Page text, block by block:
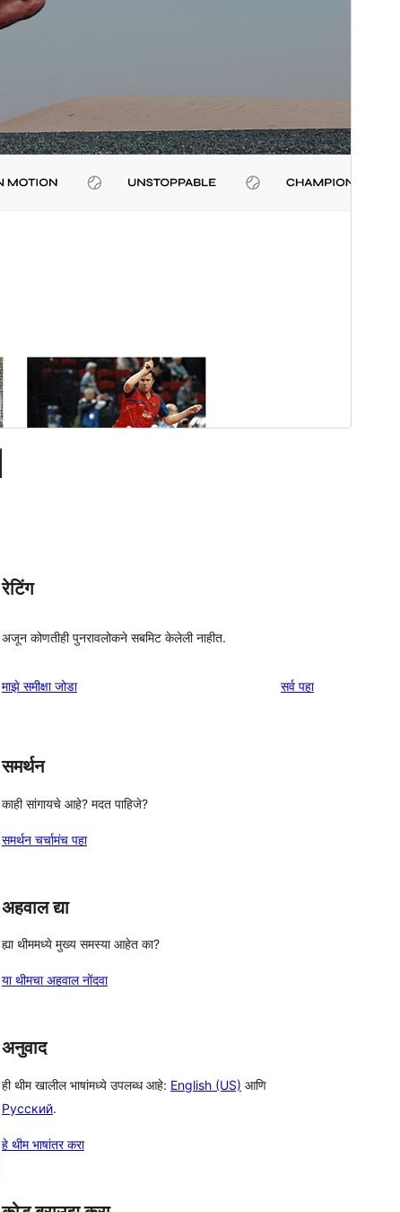
रेटिंग
अजून कोणतीही पुनरावलोकने सबमिट केलेली नाहीत.
माझे समीक्षा जोडा सर्वपुनरावलोकने
पहा
समर्थन
काही सांगायचे आहे? मदत पाहिजे?
समर्थन चर्चामंच पहा
अहवाल द्या
ह्या थीममध्ये मुख्य समस्या आहेत का?
या थीमचा अहवाल नोंदवा
अनुवाद
ही थीम खालील भाषांमध्ये उपलब्ध आहे: English (US) आणि
Русский.
हे थीम भाषांतर करा